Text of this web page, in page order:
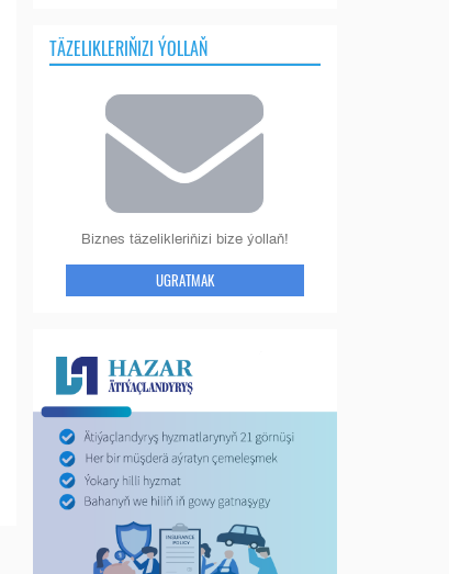
TÄZELIKLERIŇIZI ÝOLLAŇ
Biznes täzelikleriňizi bize ýollaň!
UGRATMAK